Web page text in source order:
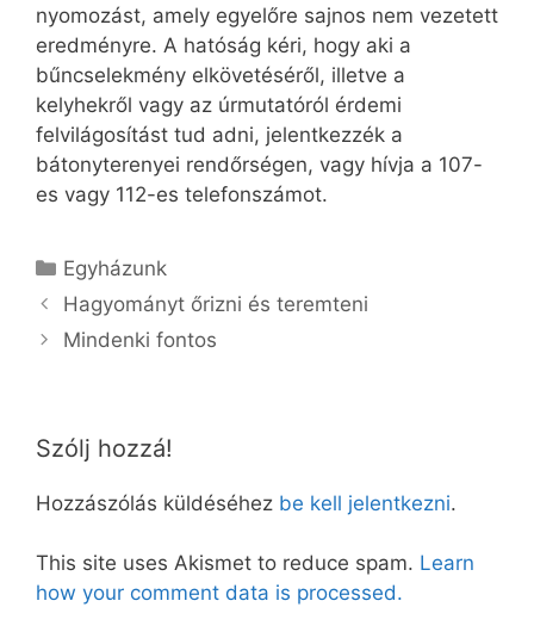
nyomozást, amely egyelőre sajnos nem vezetett
eredményre. A hatóság kéri, hogy aki a
bűncselekmény elkövetéséről, illetve a
kelyhekről vagy az úrmutatóról érdemi
felvilágosítást tud adni, jelentkezzék a
bátonyterenyei rendőrségen, vagy hívja a 107-
es vagy 112-es telefonszámot.
Kategória
Egyházunk
Hagyományt őrizni és teremteni
Mindenki fontos
Szólj hozzá!
Hozzászólás küldéséhez be kell jelentkezni.
This site uses Akismet to reduce spam. Learn
how your comment data is processed.